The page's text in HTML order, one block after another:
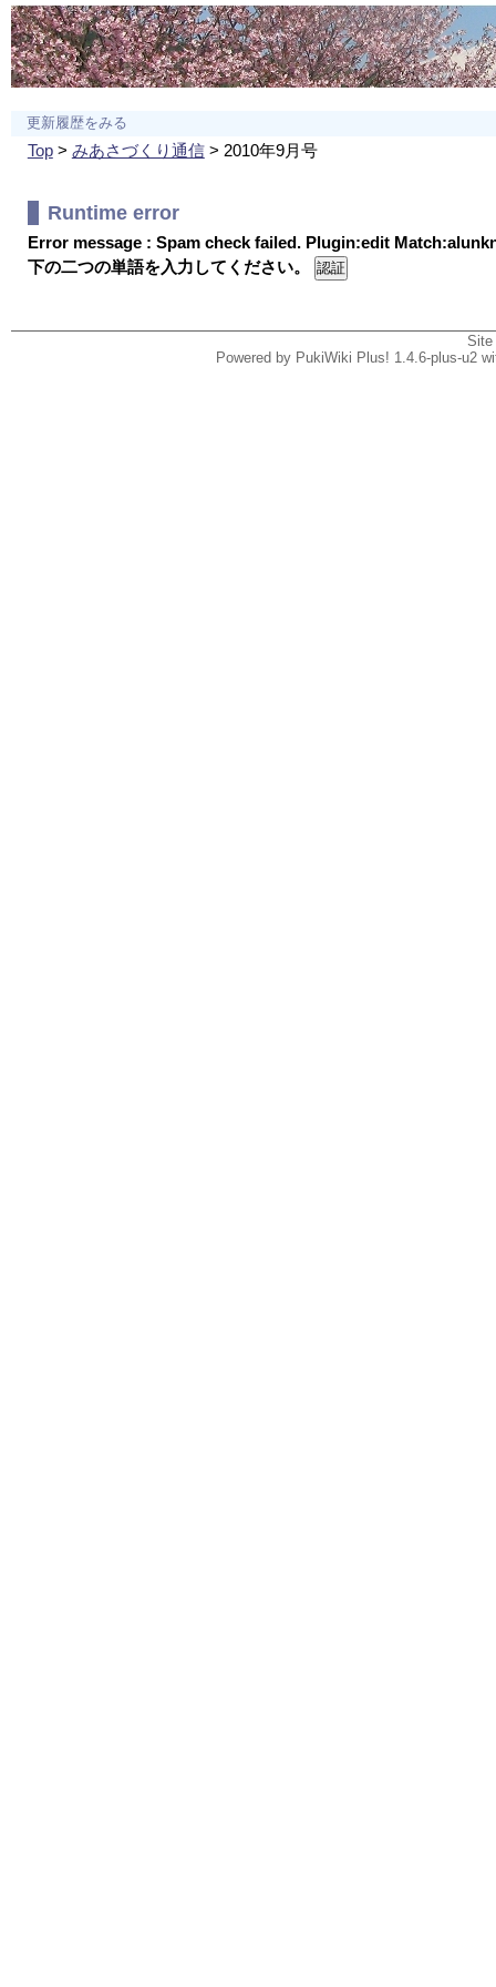
更新履歴をみる
Top> みあさづくり通信> 2010年9月号
Runtime error
Error message : Spam check failed. Plugin:edit
下の二つの単語を入力してください。
Powered by PukiWiki Plus! 1.4.6-plus-u2